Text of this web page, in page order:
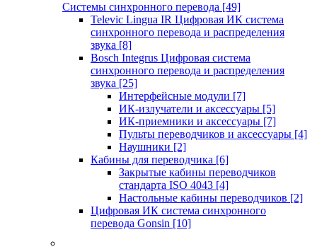
Системы синхронного перевода [49]
Televic Lingua IR Цифровая ИК система
синхронного перевода и распределения
звука [8]
Bosch Integrus Цифровая система
синхронного перевода и распределения
звука [25]
Интерфейсные модули [7]
ИК-излучатели и аксессуары [5]
ИК-приемники и аксессуары [7]
Пульты переводчиков и аксессуары [4]
Наушники [2]
Кабины для переводчика [6]
Закрытые кабины переводчиков
стандарта ISO 4043 [4]
Настольные кабины переводчиков [2]
Цифровая ИК система синхронного
перевода Gonsin [10]